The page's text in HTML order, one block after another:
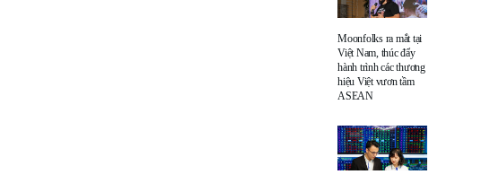
Moonfolks ra mắt tại
Việt Nam, thúc đẩy
hành trình các thương
hiệu Việt vươn tầm
ASEAN